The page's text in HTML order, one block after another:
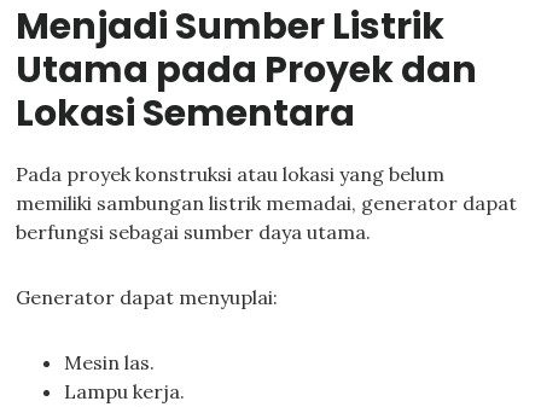
Menjadi Sumber Listrik
Utama pada Proyek dan
Lokasi Sementara
Pada proyek konstruksi atau lokasi yang belum
memiliki sambungan listrik memadai, generator dapat
berfungsi sebagai sumber daya utama.
Generator dapat menyuplai:
Mesin las.
Lampu kerja.